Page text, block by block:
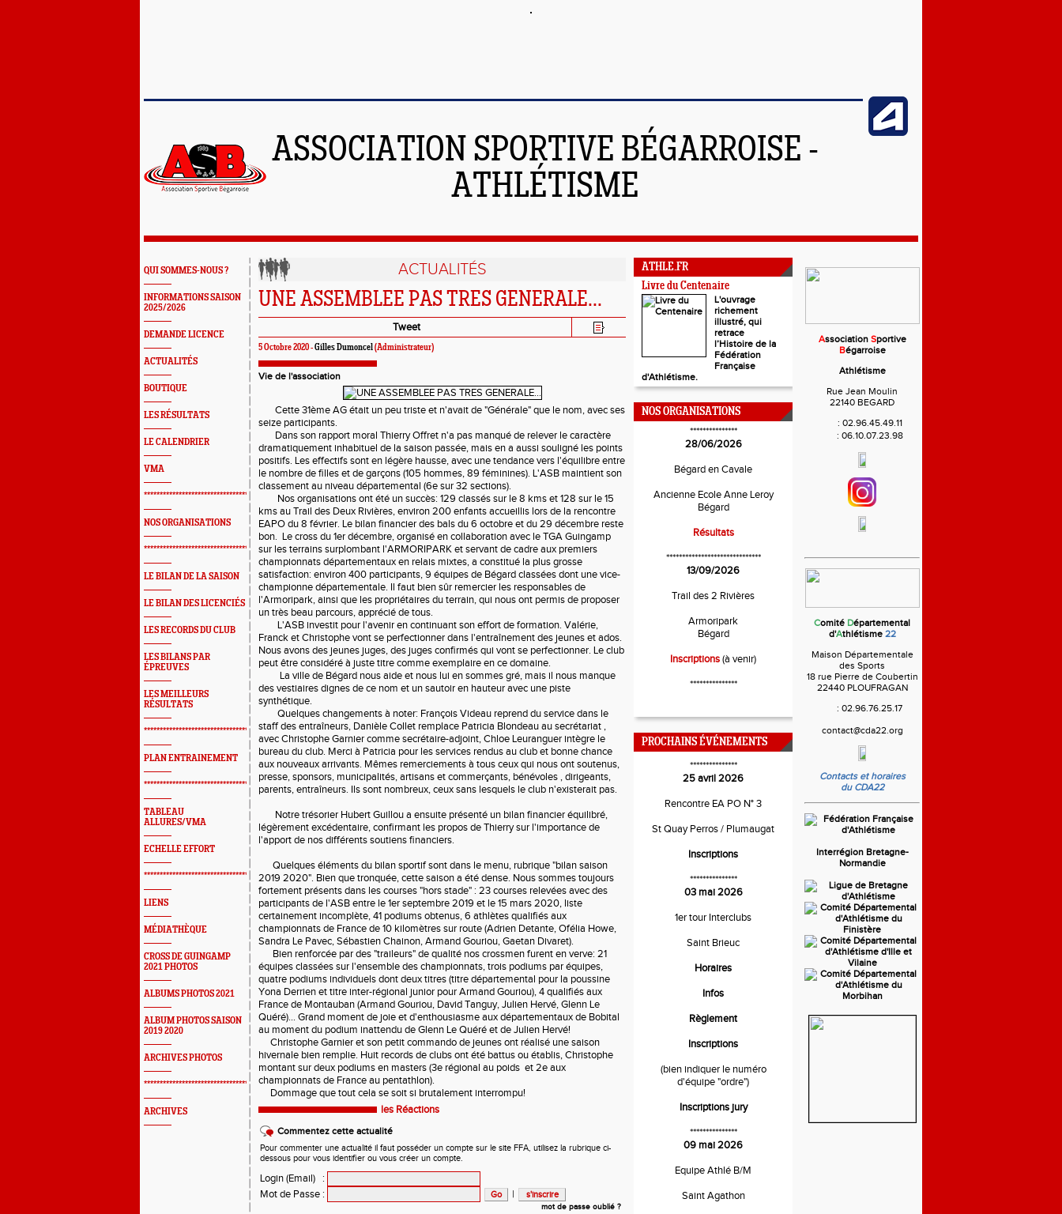
ASSOCIATION SPORTIVE BÉGARROISE -
ATHLÉTISME
QUI SOMMES-NOUS ?
INFORMATIONS SAISON
2025/2026
DEMANDE LICENCE
ACTUALITÉS
BOUTIQUE
LES RÉSULTATS
LE CALENDRIER
VMA
*************************************************
NOS ORGANISATIONS
*************************************************
LE BILAN DE LA SAISON
LE BILAN DES LICENCIÉS
LES RECORDS DU CLUB
LES BILANS PAR
ÉPREUVES
LES MEILLEURS
RÉSULTATS
*************************************************
PLAN ENTRAINEMENT
*************************************************
TABLEAU
ALLURES/VMA
ECHELLE EFFORT
*************************************************
LIENS
MÉDIATHÈQUE
CROSS DE GUINGAMP
2021 PHOTOS
ALBUMS PHOTOS 2021
ALBUM PHOTOS SAISON
2019 2020
ARCHIVES PHOTOS
*************************************************
ARCHIVES
ACTUALITÉS
UNE ASSEMBLEE PAS TRES GENERALE...
Tweet
5 Octobre 2020 -Gilles Dumoncel(Administrateur)
Vie de l'association
Cette 31ème AG était un peu triste et n'avait de "Générale" que le nom, avec ses
seize participants.
Dans son rapport moral Thierry Offret n'a pas manqué de relever le caractère
dramatiquement inhabituel de la saison passée, mais en a aussi souligné les points
positifs. Les effectifs sont en légère hausse, avec une tendance vers l'équilibre entre
le nombre de filles et de garçons (105 hommes, 89 féminines). L'ASB maintient son
classement au niveau départemental (6e sur 32 sections).
Nos organisations ont été un succès: 129 classés sur le 8 kms et 128 sur le 15
kms au Trail des Deux Rivières, environ 200 enfants accueillis lors de la rencontre
EAPO du 8 février. Le bilan financier des bals du 6 octobre et du 29 décembre reste
bon. Le cross du 1er décembre, organisé en collaboration avec le TGA Guingamp
sur les terrains surplombant l'ARMORIPARK et servant de cadre aux premiers
championnats départementaux en relais mixtes, a constitué la plus grosse
satisfaction: environ 400 participants, 9 équipes de Bégard classées dont une vice-
championne départementale. Il faut bien sûr remercier les responsables de
l'Armoripark, ainsi que les propriétaires du terrain, qui nous ont permis de proposer
un très beau parcours, apprécié de tous.
L'ASB investit pour l'avenir en continuant son effort de formation. Valérie,
Franck et Christophe vont se perfectionner dans l'entraînement des jeunes et ados.
Nous avons des jeunes juges, des juges confirmés qui vont se perfectionner. Le club
peut être considéré à juste titre comme exemplaire en ce domaine.
La ville de Bégard nous aide et nous lui en sommes gré, mais il nous manque
des vestiaires dignes de ce nom et un sautoir en hauteur avec une piste
synthétique.
Quelques changements à noter: François Videau reprend du service dans le
staff des entraîneurs, Danièle Collet remplace Patricia Blondeau au secrétariat ,
avec Christophe Garnier comme secrétaire-adjoint, Chloe Leuranguer intègre le
bureau du club. Merci à Patricia pour les services rendus au club et bonne chance
aux nouveaux arrivants. Mêmes remerciements à tous ceux qui nous ont soutenus,
presse, sponsors, municipalités, artisans et commerçants, bénévoles , dirigeants,
parents, entraîneurs. Ils sont nombreux, ceux sans lesquels le club n'existerait pas.
Notre trésorier Hubert Guillou a ensuite présenté un bilan financier équilibré,
légèrement excédentaire, confirmant les propos de Thierry sur l'importance de
l'apport de nos différents soutiens financiers.
Quelques éléments du bilan sportif sont dans le menu, rubrique "bilan saison
2019 2020". Bien que tronquée, cette saison a été dense. Nous sommes toujours
fortement présents dans les courses "hors stade" : 23 courses relevées avec des
participants de l'ASB entre le 1er septembre 2019 et le 15 mars 2020, liste
certainement incomplète, 41 podiums obtenus, 6 athlètes qualifiés aux
championnats de France de 10 kilomètres sur route (Adrien Detante, Ofélia Howe,
Sandra Le Pavec, Sébastien Chainon, Armand Gouriou, Gaetan Divaret).
Bien renforcée par des "traileurs" de qualité nos crossmen furent en verve: 21
équipes classées sur l'ensemble des championnats, trois podiums par équipes,
quatre podiums individuels dont deux titres (titre départemental pour la poussine
Yona Derrien et titre inter-régional junior pour Armand Gouriou), 4 qualifiés aux
France de Montauban (Armand Gouriou, David Tanguy, Julien Hervé, Glenn Le
Quéré)... Grand moment de joie et d'enthousiasme aux départementaux de Bobital
au moment du podium inattendu de Glenn Le Quéré et de Julien Hervé!
Christophe Garnier et son petit commando de jeunes ont réalisé une saison
hivernale bien remplie. Huit records de clubs ont été battus ou établis, Christophe
montant sur deux podiums en masters (3e régional au poids et 2e aux
championnats de France au pentathlon).
Dommage que tout cela se soit si brutalement interrompu!
les Réactions
Commentez cette actualité
Pour commenter une actualité il faut posséder un compte sur le site FFA, utilisez la rubrique ci-
dessous pour vous identifier ou vous créer un compte.
Login (Email)
:
Mot de Passe : |
mot de passe oublié ?
ATHLE.FR
Livre du Centenaire
L'ouvrage
richement
illustré, qui
retrace
l’Histoire de la
Fédération
Française
d'Athlétisme.
NOS ORGANISATIONS
***************
28/06/2026
Bégard en Cavale
Ancienne Ecole Anne Leroy
Bégard
Résultats
******************************
13/09/2026
Trail des 2 Rivières
Armoripark
Bégard
Inscriptions(à venir)
***************
PROCHAINS ÉVÉNEMENTS
***************
25 avril 2026
Rencontre EA PO N° 3
St Quay Perros / Plumaugat
Inscriptions
***************
03 mai 2026
1er tour Interclubs
Saint Brieuc
Horaires
Infos
Règlement
Inscriptions
(bien indiquer le numéro
d'équipe "ordre")
Inscriptions jury
***************
09 mai 2026
Equipe Athlé B/M
Saint Agathon
Association Sportive
Bégarroise
Athlétisme
Rue Jean Moulin
22140 BEGARD
: 02.96.45.49.11
: 06.10.07.23.98
Comité Départemental
d'Athlétisme 22
Maison Départementale
des Sports
18 rue Pierre de Coubertin
22440 PLOUFRAGAN
: 02.96.76.25.17
contact@cda22.org
Contacts et horaires
du CDA22
Interrégion Bretagne-
Normandie